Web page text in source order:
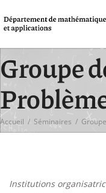
Groupe
Accueil / Séminaires /
Institutions